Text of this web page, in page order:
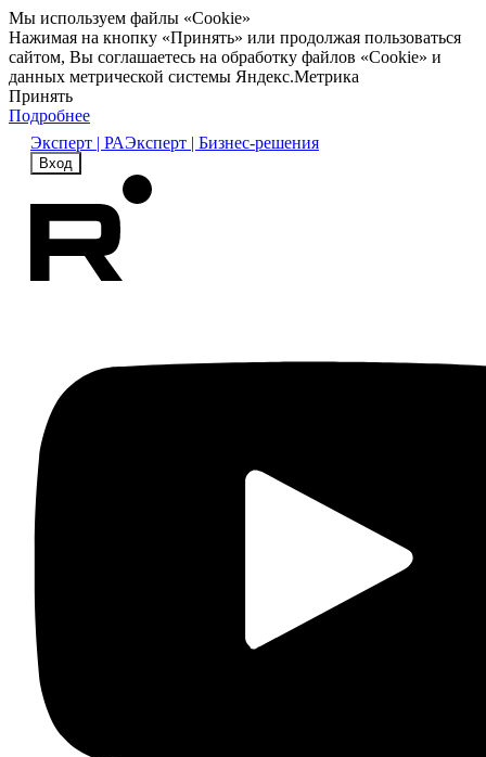
Мы используем файлы «Cookie»
Нажимая на кнопку «Принять» или продолжая пользоваться
сайтом, Вы соглашаетесь на обработку файлов «Cookie» и
данных метрической системы Яндекс.Метрика
Принять
Подробнее
Эксперт | РАЭксперт | Бизнес-решения
Вход